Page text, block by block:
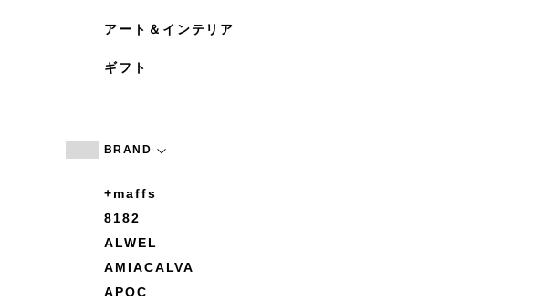
アート＆インテリア
ギフト
BRAND
+maffs
8182
ALWEL
AMIACALVA
APOC